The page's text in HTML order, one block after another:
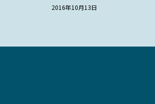
2016年10月13日